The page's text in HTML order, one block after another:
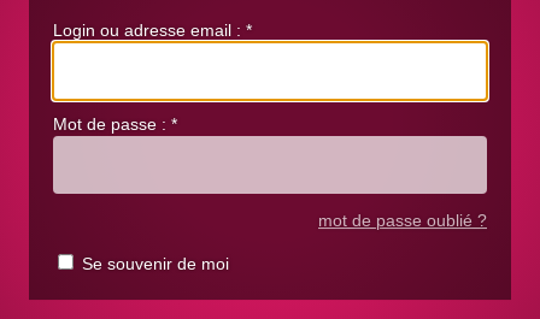
Login ou adresse email : *
Mot de passe : *
mot de passe oublié ?
Se souvenir de moi